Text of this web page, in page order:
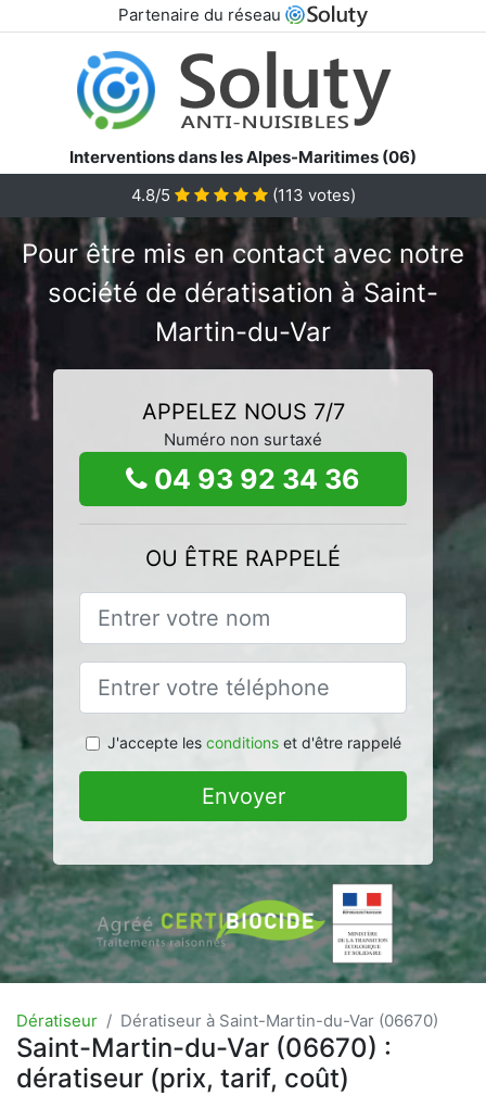
Partenaire du réseau
Interventions dans les Alpes-Maritimes (06)
4.8/5
(113 votes)
Pour être mis en contact avec notre
société de dératisation à Saint-
Martin-du-Var
APPELEZ NOUS 7/7
Numéro non surtaxé
04 93 92 34 36
OU ÊTRE RAPPELÉ
J'accepte les conditionset d'être rappelé
Envoyer
Dératiseur Dératiseur à Saint-Martin-du-Var (06670)
Saint-Martin-du-Var (06670) :
dératiseur (prix, tarif, coût)